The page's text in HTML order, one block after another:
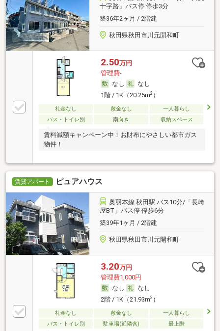
十字路」バス停 停歩3分
築36年2ヶ月 / 2階建
秋田県秋田市川元開和町
2.50万円
管理費-
なし
なし
1階 / 1K（20.25m2）
礼金なし 敷金なし
一人暮らし
バス・トイレ別
南向き 収納スペース
賃料減額キャンペーン中！お財布にやさしい都市ガス
物件！
賃貸アパート ピュアハウス
奥羽本線 秋田駅 バス10分/「長崎
屋BT」バス停 停歩6分
築39年1ヶ月 / 2階建
秋田県秋田市川元開和町
3.20万円
管理費1,000円
なし
なし
2階 / 1K（21.93m2）
礼金なし 敷金なし
一人暮らし
バス・トイレ別
駐車場(近隣含) 最上階